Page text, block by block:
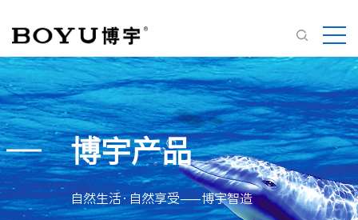
博宇产品
自然生活·自然享受——博宇智造